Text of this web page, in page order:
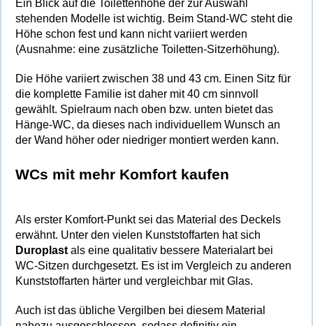
Ein Blick auf die Toilettenhöhe der zur Auswahl
stehenden Modelle ist wichtig. Beim Stand-WC steht die
Höhe schon fest und kann nicht variiert werden
(Ausnahme: eine zusätzliche Toiletten-Sitzerhöhung).
Die Höhe variiert zwischen 38 und 43 cm. Einen Sitz für
die komplette Familie ist daher mit 40 cm sinnvoll
gewählt. Spielraum nach oben bzw. unten bietet das
Hänge-WC, da dieses nach individuellem Wunsch an
der Wand höher oder niedriger montiert werden kann.
WCs mit mehr Komfort kaufen
Als erster Komfort-Punkt sei das Material des Deckels
erwähnt. Unter den vielen Kunststoffarten hat sich
Duroplast als eine qualitativ bessere Materialart bei
WC-Sitzen durchgesetzt. Es ist im Vergleich zu anderen
Kunststoffarten härter und vergleichbar mit Glas.
Auch ist das übliche Vergilben bei diesem Material